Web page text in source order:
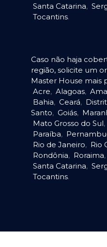
Santa Catarina,
Tocantins.
Caso não haja
região, solicite um
Master House mais
Acre, Alagoas,
Bahia, Ceará,
Santo, Goiás,
Mato Grosso do Sul,
Paraíba,
Rio de Janeiro, Rio
Rondônia, Roraima,
Santa Catarina,
Tocantins.